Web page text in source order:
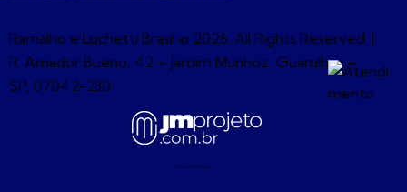
Ramalho e Luchetti Brasil © 2026. All Rights Reserved. |
R. Amador Bueno, 42 – Jardim Munhoz, Guarulhos –
SP, 07042-230
Desenvolvido por: